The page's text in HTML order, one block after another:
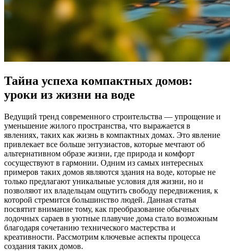
Тайна успеха компактных домов:
уроки из жизни на воде
Ведущий тренд современного строительства — упрощение и
уменьшение жилого пространства, что выражается в
явлениях, таких как жизнь в компактных домах. Это явление
привлекает все больше энтузиастов, которые мечтают об
альтернативном образе жизни, где природа и комфорт
сосуществуют в гармонии. Одним из самых интересных
примеров таких домов являются здания на воде, которые не
только предлагают уникальные условия для жизни, но и
позволяют их владельцам ощутить свободу передвижения, к
которой стремится большинство людей. Данная статья
посвятит внимание тому, как преобразование обычных
лодочных сараев в уютные плавучие дома стало возможным
благодаря сочетанию технического мастерства и
креативности. Рассмотрим ключевые аспекты процесса
создания таких домов.